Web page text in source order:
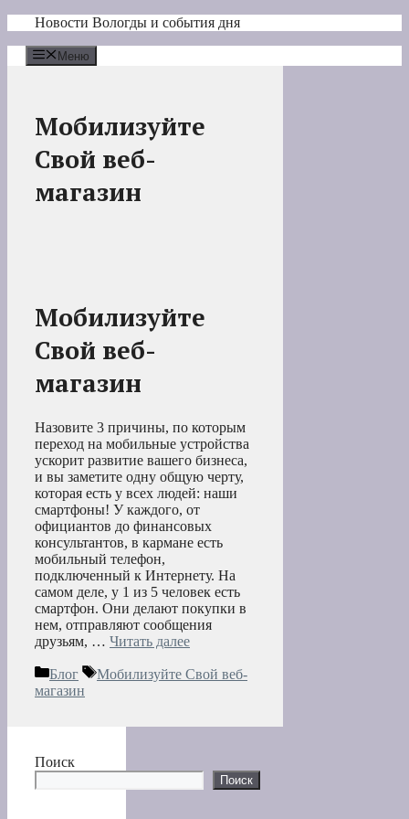
Перейти
содержимому
Новости Вологды и события дня
Меню
Мобилизуйте
Свой веб-
магазин
Мобилизуйте
Свой веб-
магазин
Назовите 3 причины, по которым
переход на мобильные устройства
ускорит развитие вашего бизнеса,
и вы заметите одну общую черту,
которая есть у всех людей: наши
смартфоны! У каждого, от
официантов до финансовых
консультантов, в кармане есть
мобильный телефон,
подключенный к Интернету. На
самом деле, у 1 из 5 человек есть
смартфон. Они делают покупки в
нем, отправляют сообщения
друзьям, … Читать далее
Рубрики
Блог Метки
Мобилизуйте Свой веб-
магазин
Поиск
Поиск